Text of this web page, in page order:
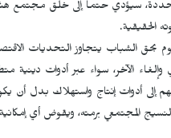
سيؤدي حتماً إلى خلق مجتمع
الحقيقية.
الشباب يتجاوز التحديات
الآخر، سواء عبر أدوات دينية
إلى أدوات إنتاج واستهلاك بدل أن
المجتمعي برمته، ويقوض أي